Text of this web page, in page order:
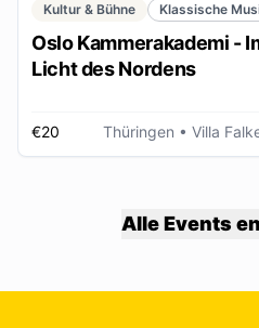
Kultur & Bühne
Klassische
Oslo Kammerakademi -
Licht des Nordens
€20 Thüringen • Villa
Alle Events